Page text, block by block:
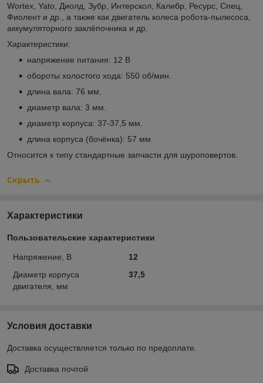
Wortex, Yato, Диолд, Зубр, Интерскол, Калибр, Ресурс, Спец,
Фиолент и др., а также как двигатель колеса робота-пылесоса,
аккумуляторного заклёпочника и др.
Характеристики:
напряжение питания: 12 В
обороты холостого хода: 550 об/мин.
длина вала: 76 мм.
диаметр вала: 3 мм.
диаметр корпуса: 37-37,5 мм.
длина корпуса (бочёнка): 57 мм.
Относится к типу стандартные запчасти для шуроповертов.
Скрыть
Характеристики
Пользовательские характеристики
Напряжение, В
12
Диаметр корпуса
двигателя, мм
37,5
Условия доставки
Доставка осуществляется только по предоплате.
Доставка почтой